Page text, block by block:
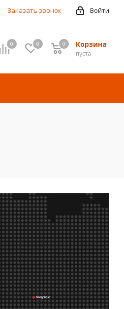
Войти
Заказать звонок
0 0 Корзина
пуста
0